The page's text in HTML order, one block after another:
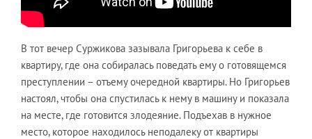
В тот вечер Суржикова зазывала Григорьева к себе в
квартиру, где она собиралась поведать ему о готовящемся
преступлении – отъему очередной квартиры. Но Григорьев
настоял, чтобы она спустилась к нему в машину и показала
на месте, где готовится злодеяние. Подъехав в нужное
место, которое находилось неподалеку от квартиры